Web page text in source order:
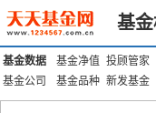
基
基金数据 基金净值 投顾管家
基金公司
基金品种 新发基金